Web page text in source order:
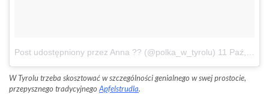
Post udostępniony przez Anna ?? (@polka_w_tyrolu) 11 Paź, 2017 o 6:49 PDT
W Tyrolu trzeba skosztować w szczególności genialnego w swej prostocie,
przepysznego tradycyjnego Apfelstrudla.